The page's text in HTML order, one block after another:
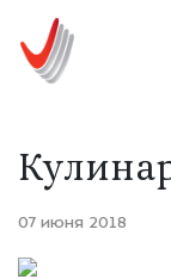
07 июня 2018